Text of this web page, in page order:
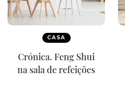
CASA
Crónica. Feng Shui
na sala de refeições